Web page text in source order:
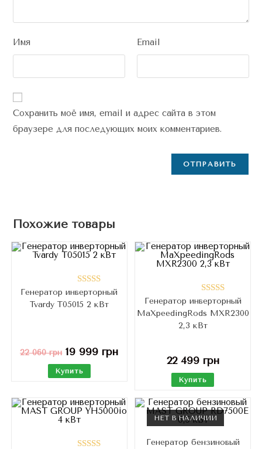
Имя Email
Сохранить моё имя, email и адрес сайта в этом
браузере для последующих моих комментариев.
Похожие товары
Оценка
5.00из 5
Генератор инверторный
Tvardy T05015 2 кВт
22 060грн 19 999 грн
Купить
Оценка
5.00из 5
Генератор инверторный
MaXpeedingRods MXR2300
2,3 кВт
22 499грн
Купить
НЕТ В НАЛИЧИИ
Генератор бензиновый